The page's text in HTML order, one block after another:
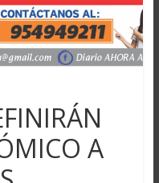
A